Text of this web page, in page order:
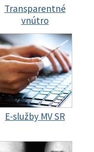
Transparentné
vnútro
E-služby MV SR